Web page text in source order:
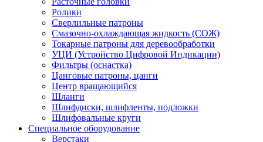
Ролики
Сверлильные патроны
Смазочно-охлаждающая жидкость (СОЖ)
Токарные патроны для деревообработки
УЦИ (Устройство Цифровой Индикации)
Фильтры (оснастка)
Цанговые патроны, цанги
Центр вращающийся
Шланги
Шлифдиски, шлифленты, подложки
Шлифовальные круги
Специальное оборудование
Верстаки